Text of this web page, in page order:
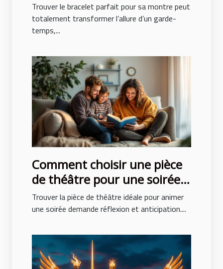
Trouver le bracelet parfait pour sa montre peut
totalement transformer l’allure d’un garde-
temps,...
Comment choisir une pièce
de théâtre pour une soirée
réussie ?
Trouver la pièce de théâtre idéale pour animer
une soirée demande réflexion et anticipation....